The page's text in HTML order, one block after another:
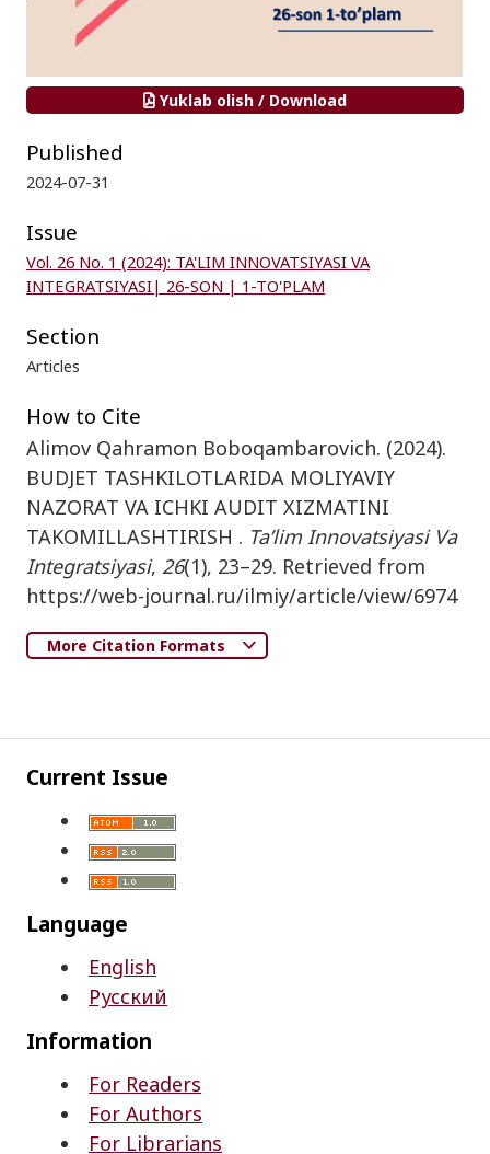
Yuklab olish / Download
Published
2024-07-31
Issue
Vol. 26 No. 1 (2024): TA'LIM INNOVATSIYASI VA
INTEGRATSIYASI| 26-SON | 1-TO'PLAM
Section
Articles
How to Cite
Alimov Qahramon Boboqambarovich. (2024).
BUDJET TASHKILOTLARIDA MOLIYAVIY
NAZORAT VA ICHKI AUDIT XIZMATINI
TAKOMILLASHTIRISH . Ta’lim Innovatsiyasi Va
Integratsiyasi, 26(1), 23–29. Retrieved from
https://web-journal.ru/ilmiy/article/view/6974
More Citation Formats
Current Issue
Language
English
Русский
Information
For Readers
For Authors
For Librarians